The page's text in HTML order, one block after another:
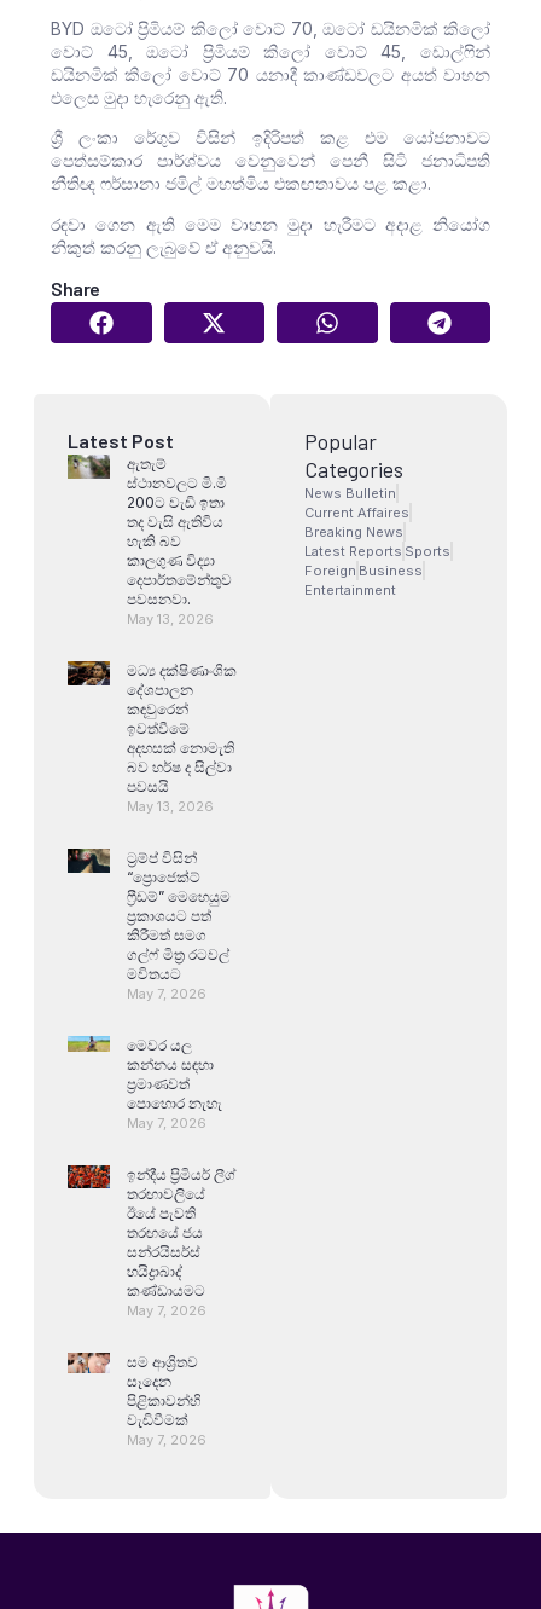
BYD ඔටෝ ප්‍රිමියම් කිලෝ වොට් 70, ඔටෝ ඩයිනමික් කිලෝ
වොට් 45, ඔටෝ ප්‍රිමියම් කිලෝ වොට් 45, ඩොල්ෆින්
ඩයිනමික් කිලෝ වොට් 70 යනාදී කාණ්ඩවලට අයත් වාහන
එලෙස මුදා හැරෙනු ඇති.
ශ්‍රී ලංකා රේගුව විසින් ඉදිරිපත් කළ එම යෝජනාවට
පෙත්සම්කාර පාර්ශ්වය වෙනුවෙන් පෙනී සිටි ජනාධිපති
නීතිඥ ෆර්සානා ජමිල් මහත්මිය එකඟතාවය පළ කළා.
රඳවා ගෙන ඇති මෙම වාහන මුදා හැරීමට අදාළ නියෝග
නිකුත් කරනු ලැබුවේ ඒ අනුවයි.
Share
Latest Post
ඇතැම්
ස්ථානවලට මි.මි
200ට වැඩි ඉතා
තද වැසි ඇතිවිය
හැකි බව
කාලගුණ විද්‍යා
දෙපාර්තමේන්තුව
පවසනවා.
May 13, 2026
මධ්‍ය දක්ෂිණාංශික
දේශපාලන
කඳවුරෙන්
ඉවත්වීමේ
අදහසක් නොමැති
බව හර්ෂ ද සිල්වා
පවසයි
May 13, 2026
ට්‍රම්ප් විසින්
“ප්‍රොජෙක්ට්
ෆ්‍රීඩම්” මෙහෙයුම
ප්‍රකාශයට පත්
කිරීමත් සමග
ගල්ෆ් මිත්‍ර රටවල්
මවිතයට
May 7, 2026
මෙවර යල
කන්නය සඳහා
ප්‍රමාණවත්
පොහොර නැහැ
May 7, 2026
ඉන්දීය ප්‍රිමියර් ලීග්
තරඟාවලියේ
ඊයේ පැවති
තරඟයේ ජය
සන්රයිසර්ස්
හයිද්‍රාබාද්
කණ්ඩායමට
May 7, 2026
සම ආශ්‍රිතව
සෑදෙන
පිළිකාවන්හි
වැඩිවීමක්
May 7, 2026
Popular
Categories
News Bulletin
Current Affaires
Breaking News
Latest Reports Sports
Foreign Business
Entertainment